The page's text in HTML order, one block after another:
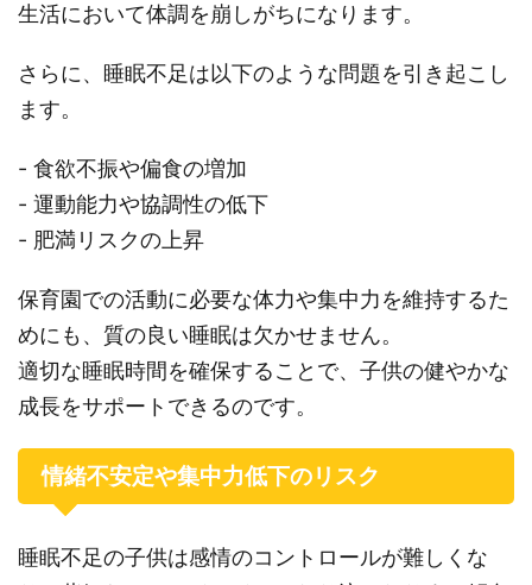
生活において体調を崩しがちになります。
さらに、睡眠不足は以下のような問題を引き起こし
ます。
- 食欲不振や偏食の増加
- 運動能力や協調性の低下
- 肥満リスクの上昇
保育園での活動に必要な体力や集中力を維持するた
めにも、質の良い睡眠は欠かせません。
適切な睡眠時間を確保することで、子供の健やかな
成長をサポートできるのです。
情緒不安定や集中力低下のリスク
睡眠不足の子供は感情のコントロールが難しくな